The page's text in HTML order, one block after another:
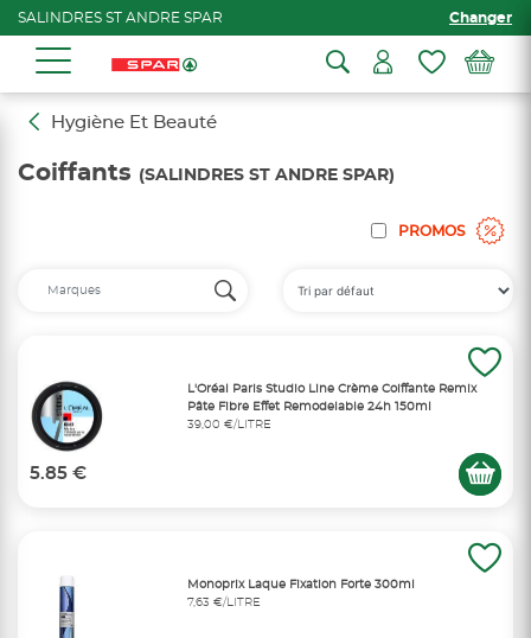
SALINDRES ST ANDRE SPAR Changer
Hygiène Et Beauté
Coiffants (SALINDRES ST ANDRE SPAR)
PROMOS
L'Oréal Paris Studio Line Crème Coiffante Remix
Pâte Fibre Effet Remodelable 24h 150ml
39,00 €/LITRE
5.85 €
Monoprix Laque Fixation Forte 300ml
7,63 €/LITRE